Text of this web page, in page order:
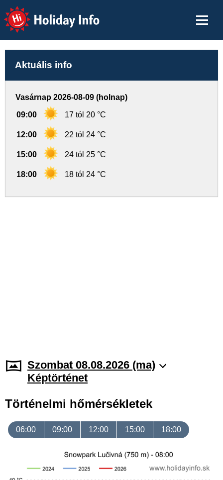
Holiday Info
Aktuális info
Vasárnap 2026-08-09 (holnap)
09:00 17 tól 20 °C
12:00 22 tól 24 °C
15:00 24 tól 25 °C
18:00 18 tól 24 °C
Szombat 08.08.2026 (ma)
Képtörténet
Történelmi hőmérsékletek
06:00 09:00 12:00 15:00 18:00